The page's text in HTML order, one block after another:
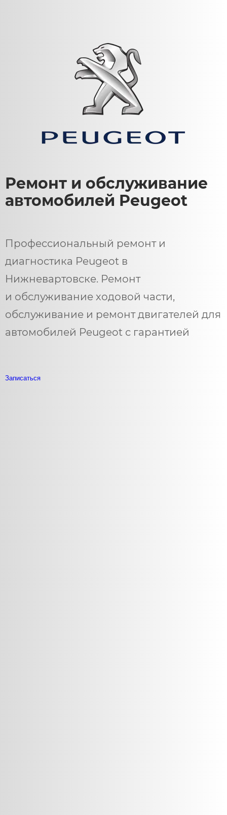
Ремонт и обслуживание
автомобилей Peugeot
Профессиональный ремонт и
диагностика Peugeot в
Нижневартовске. Ремонт
и обслуживание ходовой части,
обслуживание и ремонт двигателей для
автомобилей Peugeot с гарантией
Записаться